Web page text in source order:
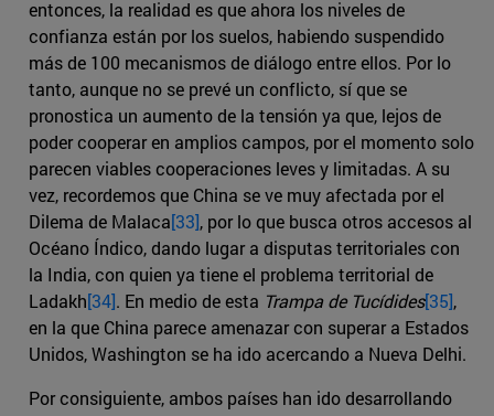
entonces, la realidad es que ahora los niveles de
confianza están por los suelos, habiendo suspendido
más de 100 mecanismos de diálogo entre ellos. Por lo
tanto, aunque no se prevé un conflicto, sí que se
pronostica un aumento de la tensión ya que, lejos de
poder cooperar en amplios campos, por el momento solo
parecen viables cooperaciones leves y limitadas. A su
vez, recordemos que China se ve muy afectada por el
Dilema de Malaca[33], por lo que busca otros accesos al
Océano Índico, dando lugar a disputas territoriales con
la India, con quien ya tiene el problema territorial de
Ladakh[34]. En medio de esta Trampa de Tucídides[35],
en la que China parece amenazar con superar a Estados
Unidos, Washington se ha ido acercando a Nueva Delhi.
Por consiguiente, ambos países han ido desarrollando